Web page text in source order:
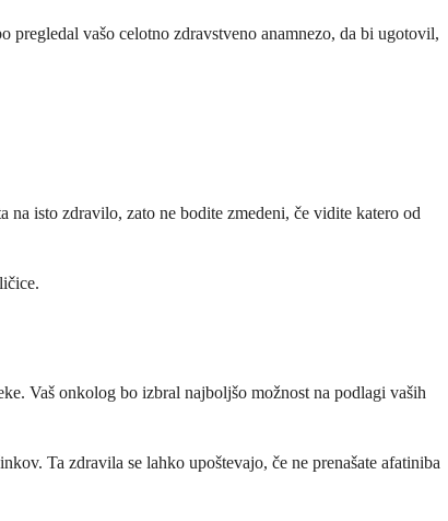
vašo celotno zdravstveno anamnezo, da bi ugotovil,
isto zdravilo, zato ne bodite zmedeni, če vidite katero od
Vaš onkolog bo izbral najboljšo možnost na podlagi vaših
Ta zdravila se lahko upoštevajo, če ne prenašate afatiniba